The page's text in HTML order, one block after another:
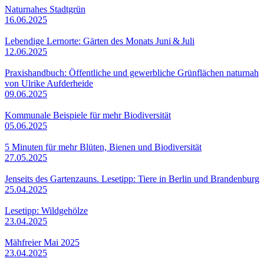
Naturnahes Stadtgrün
16.06.2025
Lebendige Lernorte: Gärten des Monats Juni & Juli
12.06.2025
Praxishandbuch: Öffentliche und gewerbliche Grünflächen naturnah
von Ulrike Aufderheide
09.06.2025
Kommunale Beispiele für mehr Biodiversität
05.06.2025
5 Minuten für mehr Blüten, Bienen und Biodiversität
27.05.2025
Jenseits des Gartenzauns. Lesetipp: Tiere in Berlin und Brandenburg
25.04.2025
Lesetipp: Wildgehölze
23.04.2025
Mähfreier Mai 2025
23.04.2025